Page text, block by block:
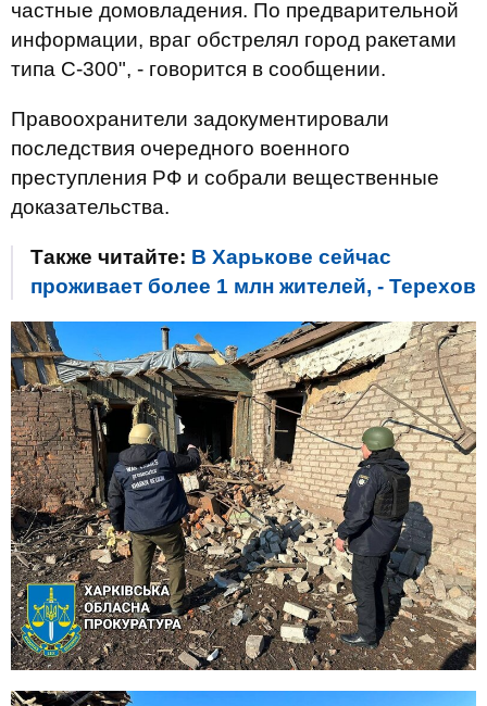
частные домовладения. По предварительной
информации, враг обстрелял город ракетами
типа С-300", - говорится в сообщении.
Правоохранители задокументировали
последствия очередного военного
преступления РФ и собрали вещественные
доказательства.
Также читайте: В Харькове сейчас
проживает более 1 млн жителей, - Терехов